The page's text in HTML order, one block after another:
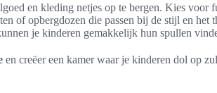
en kleding netjes op te bergen. Kies voor
of opbergdozen die passen bij de stijl en het
je kinderen gemakkelijk hun spullen
en creëer een kamer waar je kinderen dol op